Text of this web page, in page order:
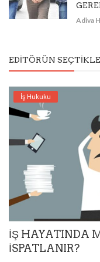
Adiva
EDITÖRÜN
İş Hukuku
İŞ HAYATINDA
İSPATLANIR?